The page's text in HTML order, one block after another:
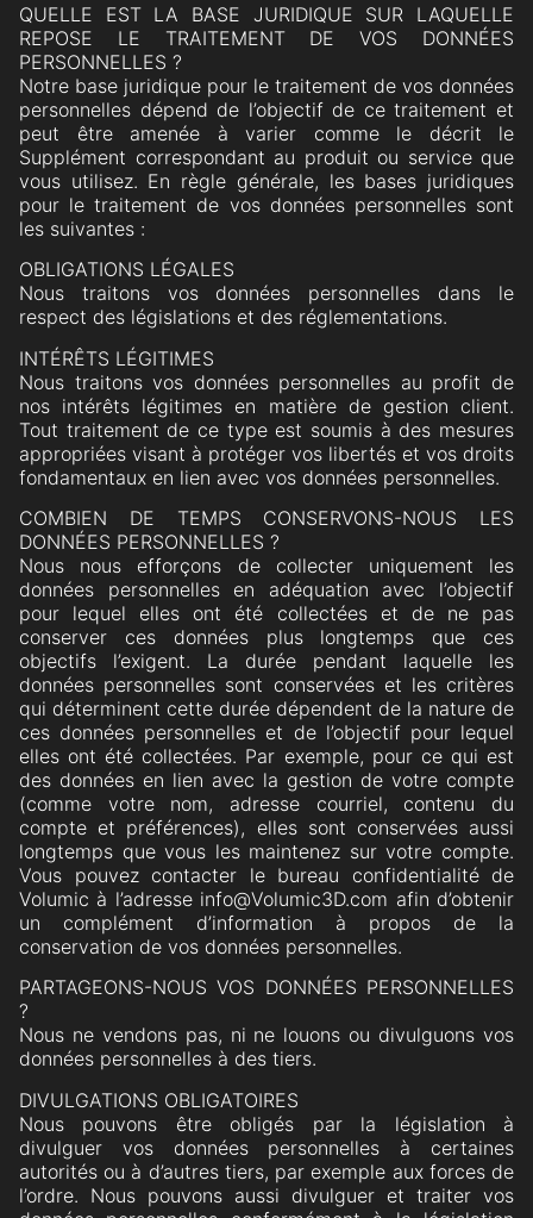
QUELLE EST LA BASE JURIDIQUE SUR LAQUELLE
REPOSE LE TRAITEMENT DE VOS DONNÉES
PERSONNELLES ?
Notre base juridique pour le traitement de vos données
personnelles dépend de l’objectif de ce traitement et
peut être amenée à varier comme le décrit le
Supplément correspondant au produit ou service que
vous utilisez. En règle générale, les bases juridiques
pour le traitement de vos données personnelles sont
les suivantes :
OBLIGATIONS LÉGALES
Nous traitons vos données personnelles dans le
respect des législations et des réglementations.
INTÉRÊTS LÉGITIMES
Nous traitons vos données personnelles au profit de
nos intérêts légitimes en matière de gestion client.
Tout traitement de ce type est soumis à des mesures
appropriées visant à protéger vos libertés et vos droits
fondamentaux en lien avec vos données personnelles.
COMBIEN DE TEMPS CONSERVONS-NOUS LES
DONNÉES PERSONNELLES ?
Nous nous efforçons de collecter uniquement les
données personnelles en adéquation avec l’objectif
pour lequel elles ont été collectées et de ne pas
conserver ces données plus longtemps que ces
objectifs l’exigent. La durée pendant laquelle les
données personnelles sont conservées et les critères
qui déterminent cette durée dépendent de la nature de
ces données personnelles et de l’objectif pour lequel
elles ont été collectées. Par exemple, pour ce qui est
des données en lien avec la gestion de votre compte
(comme votre nom, adresse courriel, contenu du
compte et préférences), elles sont conservées aussi
longtemps que vous les maintenez sur votre compte.
Vous pouvez contacter le bureau confidentialité de
Volumic à l’adresse info@Volumic3D.com afin d’obtenir
un complément d’information à propos de la
conservation de vos données personnelles.
PARTAGEONS-NOUS VOS DONNÉES PERSONNELLES
?
Nous ne vendons pas, ni ne louons ou divulguons vos
données personnelles à des tiers.
DIVULGATIONS OBLIGATOIRES
Nous pouvons être obligés par la législation à
divulguer vos données personnelles à certaines
autorités ou à d’autres tiers, par exemple aux forces de
l’ordre. Nous pouvons aussi divulguer et traiter vos